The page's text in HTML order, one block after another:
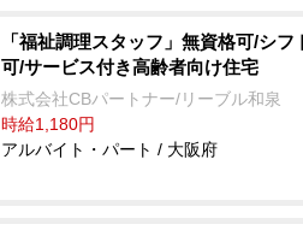
「福祉調理スタッフ」無資格可/シフ
可/サービス付き高齢者向け住宅
株式会社CBパートナー/リーブル和泉
時給1,180円
アルバイト・パート / 大阪府